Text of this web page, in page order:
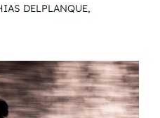
DELPLANQUE,